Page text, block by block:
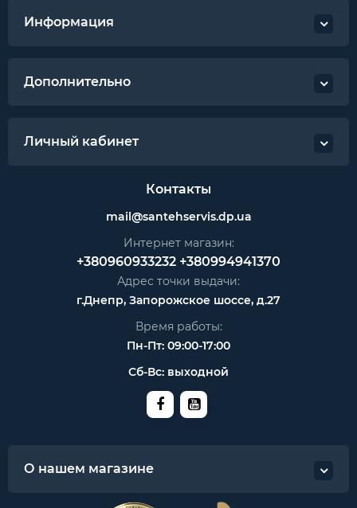
Информация
Дополнительно
Личный кабинет
Контакты
mail@santehservis.dp.ua
Интернет магазин:
+380960933232 +380994941370
Адрес точки выдачи:
г.Днепр, Запорожское шоссе, д.27
Время работы:
Пн-Пт: 09:00-17:00
Сб-Вс: выходной
О нашем магазине